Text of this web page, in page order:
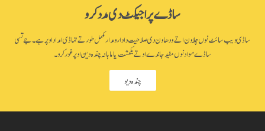
ساڈے پراجیکٹ دی مدد کرو
ساڈی ویب سائٹ نوں چلاون اتے ودھاون دی صلاحیت دا دارومدار مکمل طور تے تہاڈی امداد اوپر ہے۔ جے تسی
ساڈے مواد نوں مفید جاندے او تے یکمشت یا ماہانہ چندہ دین اوپر غور کرو۔
چندہ دیو